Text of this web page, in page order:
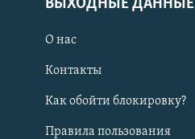
ВЫХОДНЫЕ ДАННЫЕ
О нас
Контакты
Как обойти блокировку?
Правила пользования